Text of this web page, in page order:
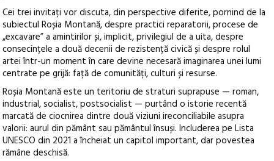
Cei trei invitați vor discuta, din perspective diferite, pornind de la
subiectul Roșia Montană, despre practici reparatorii, procese de
„excavare” a amintirilor și, implicit, privilegiul de a uita, despre
consecințele a două decenii de rezistență civică și despre rolul
artei într-un moment în care devine necesară imaginarea unei lumi
centrate pe grijă: față de comunități, culturi și resurse.
Roșia Montană este un teritoriu de straturi suprapuse — roman,
industrial, socialist, postsocialist — purtând o istorie recentă
marcată de ciocnirea dintre două viziuni ireconciliabile asupra
valorii: aurul din pământ sau pământul însuși. Includerea pe Lista
UNESCO din 2021 a încheiat un capitol important, dar povestea
rămâne deschisă.